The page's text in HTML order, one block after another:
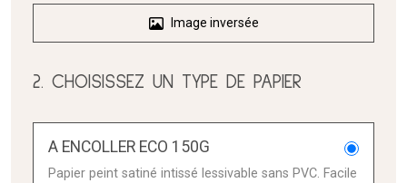
Image inversée
2. CHOISISSEZ UN TYPE DE PAPIER
A ENCOLLER ECO 150G
Papier peint satiné intissé lessivable sans PVC. Facile